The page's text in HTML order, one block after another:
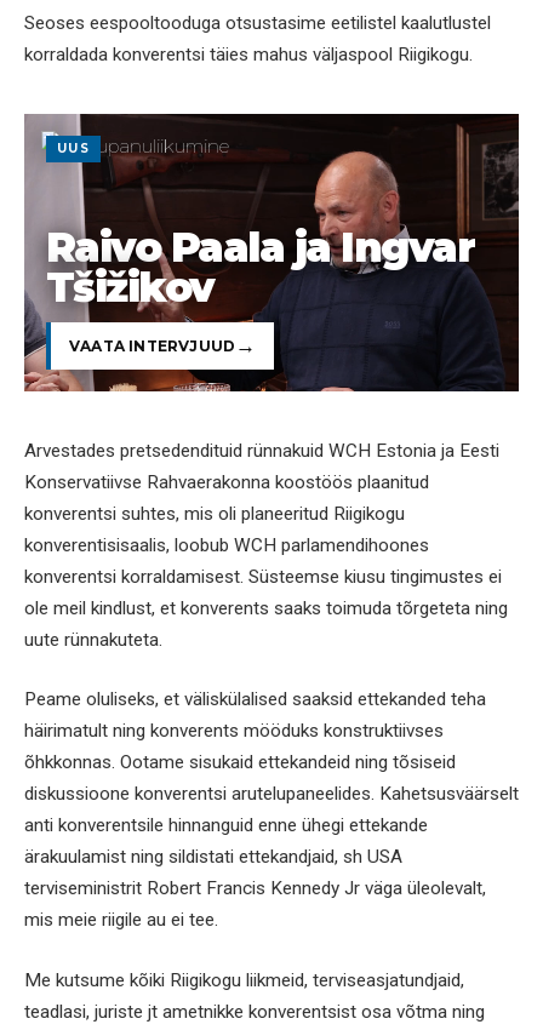
Seoses eespooltooduga otsustasime eetilistel kaalutlustel
korraldada konverentsi täies mahus väljaspool Riigikogu.
UUS
Raivo Paala ja Ingvar
Tšižikov
VAATA INTERVJUUD
Arvestades pretsedendituid rünnakuid WCH Estonia ja Eesti
Konservatiivse Rahvaerakonna koostöös plaanitud
konverentsi suhtes, mis oli planeeritud Riigikogu
konverentisisaalis, loobub WCH parlamendihoones
konverentsi korraldamisest. Süsteemse kiusu tingimustes ei
ole meil kindlust, et konverents saaks toimuda tõrgeteta ning
uute rünnakuteta.
Peame oluliseks, et väliskülalised saaksid ettekanded teha
häirimatult ning konverents mööduks konstruktiivses
õhkkonnas. Ootame sisukaid ettekandeid ning tõsiseid
diskussioone konverentsi arutelupaneelides. Kahetsusväärselt
anti konverentsile hinnanguid enne ühegi ettekande
ärakuulamist ning sildistati ettekandjaid, sh USA
terviseministrit Robert Francis Kennedy Jr väga üleolevalt,
mis meie riigile au ei tee.
Me kutsume kõiki Riigikogu liikmeid, terviseasjatundjaid,
teadlasi, juriste jt ametnikke konverentsist osa võtma ning